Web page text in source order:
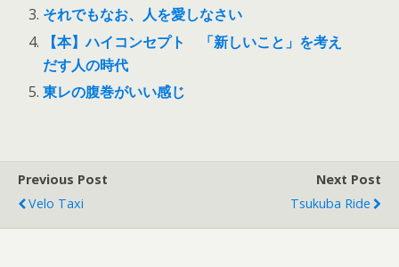
それでもなお、人を愛しなさい
【本】ハイコンセプト 「新しいこと」を考え
だす人の時代
東レの腹巻がいい感じ
Previous Post
Velo Taxi
Next Post
Tsukuba Ride